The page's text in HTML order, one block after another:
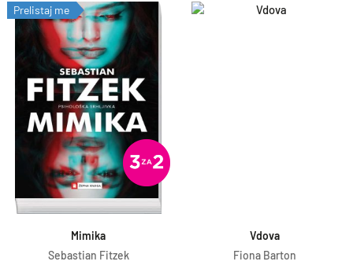
Prelistaj me
Mimika
Sebastian Fitzek
Vdova
Fiona Barton